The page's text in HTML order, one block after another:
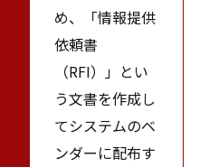
め、「情報提供
依頼書
（RFI）」とい
う文書を作成し
てシステムのベ
ンダーに配布す